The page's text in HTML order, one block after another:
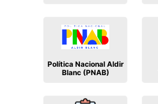
Política Nacional Aldir
Blanc (PNAB)